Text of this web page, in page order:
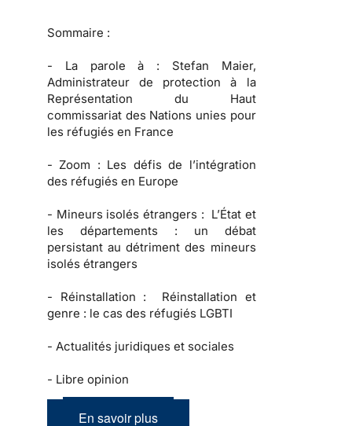
Sommaire :
- La parole à : Stefan Maier,
Administrateur de protection à la
Représentation du Haut
commissariat des Nations unies pour
les réfugiés en France
- Zoom : Les défis de l’intégration
des réfugiés en Europe
- Mineurs isolés étrangers : L’État et
les départements : un débat
persistant au détriment des mineurs
isolés étrangers
- Réinstallation : Réinstallation et
genre : le cas des réfugiés LGBTI
- Actualités juridiques et sociales
- Libre opinion
En savoir plus